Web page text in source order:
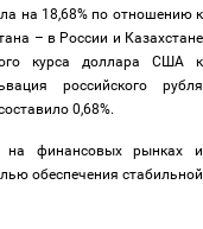
на 18,68% по отношению к
– в России и Казахстане
курса доллара США к
российского рубля
0,68%.
на финансовых рынках и
обеспечения стабильной